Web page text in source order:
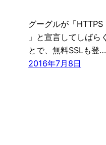
グーグルが「
」と宣言してしばら
とで、無料SSLも登…
2016年7月8日